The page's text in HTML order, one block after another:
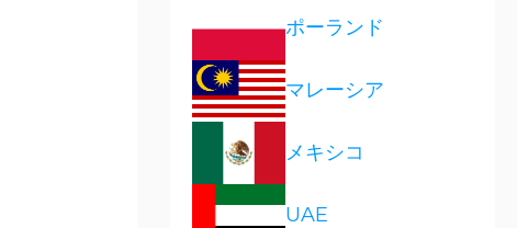
ポーランド
マレーシア
メキシコ
UAE